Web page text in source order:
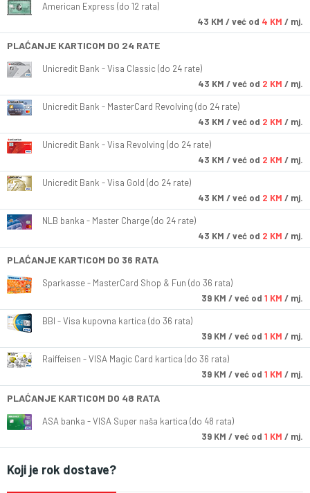
American Express (do 12 rata)
43 KM / već od 4 KM / mj.
PLAĆANJE KARTICOM DO 24 RATE
Unicredit Bank - Visa Classic (do 24 rate)
43 KM / već od 2 KM / mj.
Unicredit Bank - MasterCard Revolving (do 24 rate)
43 KM / već od 2 KM / mj.
Unicredit Bank - Visa Revolving (do 24 rate)
43 KM / već od 2 KM / mj.
Unicredit Bank - Visa Gold (do 24 rate)
43 KM / već od 2 KM / mj.
NLB banka - Master Charge (do 24 rate)
43 KM / već od 2 KM / mj.
PLAĆANJE KARTICOM DO 36 RATA
Sparkasse - MasterCard Shop & Fun (do 36 rata)
39 KM / već od 1 KM / mj.
BBI - Visa kupovna kartica (do 36 rata)
39 KM / već od 1 KM / mj.
Raiffeisen - VISA Magic Card kartica (do 36 rata)
39 KM / već od 1 KM / mj.
PLAĆANJE KARTICOM DO 48 RATA
ASA banka - VISA Super naša kartica (do 48 rata)
39 KM / već od 1 KM / mj.
Koji je rok dostave?